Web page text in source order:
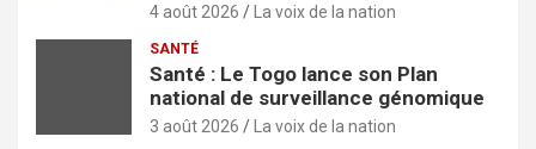
4 août 2026 La voix de la nation
SANTÉ
Santé : Le Togo lance son Plan
national de surveillance génomique
3 août 2026 La voix de la nation